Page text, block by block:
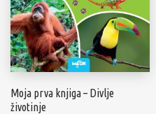
Moja prva knjiga – Divlje
životinje